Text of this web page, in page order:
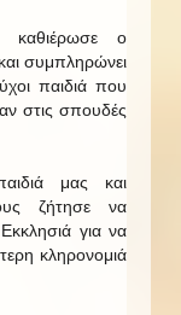
καθιέρωσε ο
συμπληρώνει
παιδιά που
στις σπουδές
μας και
ζήτησε να
για να
κληρονομιά